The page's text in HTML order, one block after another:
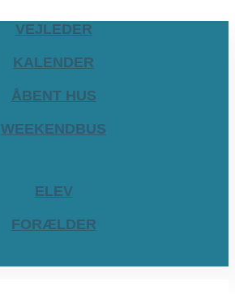
VEJLEDER
KALENDER
ÅBENT HUS
WEEKENDBUS
ELEV
FORÆLDER